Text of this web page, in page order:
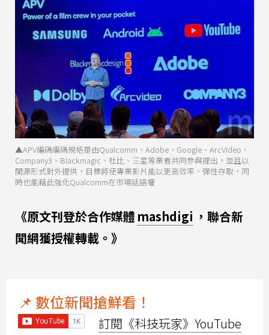
▲APV編碼編碼規格是由Qualcomm、Adobe、Google、ArcVideo、
Company3、Blackmagic、杜比、三星等業者共同參與提出，並且以
開源形式對外提供，目標將使專業影片能以更高效率、彈性存取，同
時也能藉此強化Qualcomm在市場話語權
《原文刊登於合作媒體 mashdigi ，聯合新
聞網獲授權轉載。》
📌 數位新聞搶鮮看！
訂閱《科技玩家》YouTube